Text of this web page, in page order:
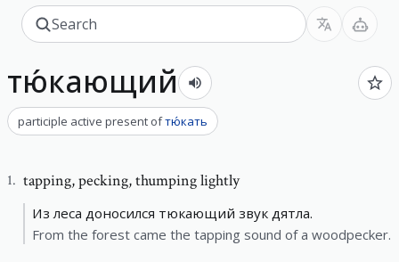
тю́кающий
participle active present ofтю́кать
1. tapping,pecking, thumping lightly
Из леса доносился тюкающий звук дятла.
From the forest came the tapping sound of a woodpecker.